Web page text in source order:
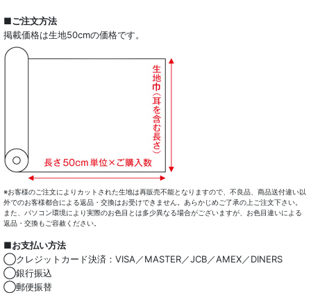
■ご注文方法
掲載価格は生地50cmの価格です。
※お客様のご注文によりカットされた生地は再販売不能となりますので、不良品、商品送付違い以
外でのお客様都合による返品・交換はお受けできません。あらかじめご了承の上ご注文下さい。
また、パソコン環境により実際のお色目とは多少異なる場合がございますが、お色目違いによる
返品・交換もご容赦ください。
■お支払い方法
◯クレジットカード決済：VISA／MASTER／JCB／AMEX／DINERS
◯銀行振込
◯郵便振替